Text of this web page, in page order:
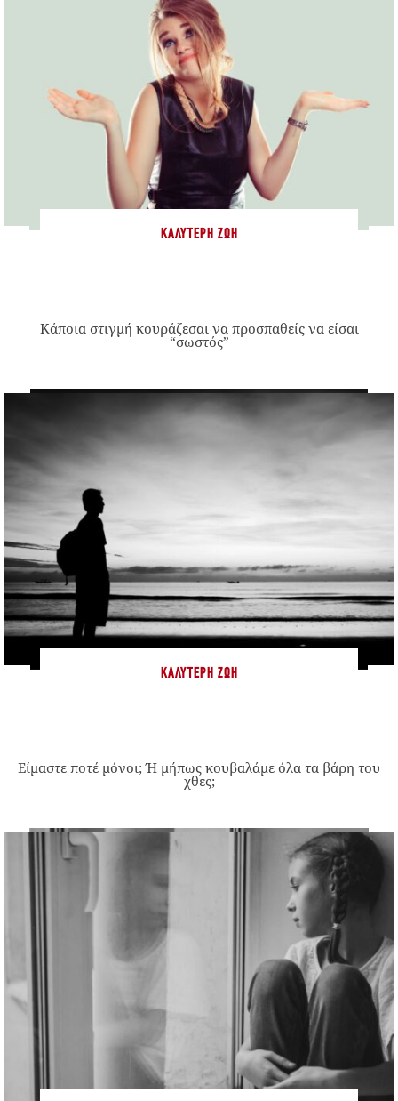
ΚΑΛΎΤΕΡΗ ΖΩΉ
Κάποια στιγμή κουράζεσαι να προσπαθείς να είσαι
“σωστός”
ΚΑΛΎΤΕΡΗ ΖΩΉ
Είμαστε ποτέ μόνοι; Ή μήπως κουβαλάμε όλα τα βάρη του
χθες;